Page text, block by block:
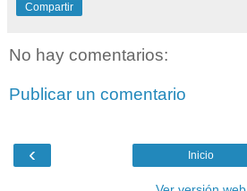
Compartir
No hay comentarios:
Publicar un comentario
‹ Inicio